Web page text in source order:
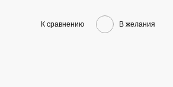
К сравнению В желания